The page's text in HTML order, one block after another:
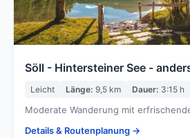
Söll - Hintersteiner See -
Leicht Länge: 9,5 km Dauer: 3:15 h
Moderate Wanderung mit
Details & Routenplanung →